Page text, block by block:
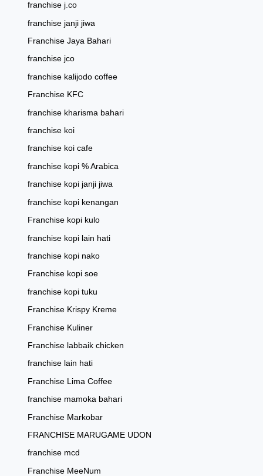
franchise j.co
franchise janji jiwa
Franchise Jaya Bahari
franchise jco
franchise kalijodo coffee
Franchise KFC
franchise kharisma bahari
franchise koi
franchise koi cafe
franchise kopi % Arabica
franchise kopi janji jiwa
franchise kopi kenangan
Franchise kopi kulo
franchise kopi lain hati
franchise kopi nako
Franchise kopi soe
franchise kopi tuku
Franchise Krispy Kreme
Franchise Kuliner
Franchise labbaik chicken
franchise lain hati
Franchise Lima Coffee
franchise mamoka bahari
Franchise Markobar
FRANCHISE MARUGAME UDON
franchise mcd
Franchise MeeNum